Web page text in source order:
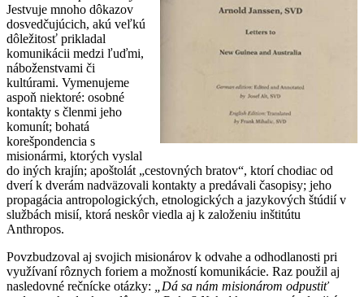
Jestvuje mnoho dôkazov
dosvedčujúcich, akú veľkú
dôležitosť prikladal
komunikácii medzi ľuďmi,
náboženstvami či
kultúrami. Vymenujeme
aspoň niektoré: osobné
kontakty s členmi jeho
komunít; bohatá
korešpondencia s
misionármi, ktorých vyslal
do iných krajín; apoštolát „cestovných bratov“, ktorí chodiac od
dverí k dverám nadväzovali kontakty a predávali časopisy; jeho
propagácia antropologických, etnologických a jazykových štúdií v
službách misií, ktorá neskôr viedla aj k založeniu inštitútu
Anthropos.
Povzbudzoval aj svojich misionárov k odvahe a odhodlanosti pri
využívaní rôznych foriem a možností komunikácie. Raz použil aj
nasledovné rečnícke otázky:
„Dá sa nám misionárom odpustiť